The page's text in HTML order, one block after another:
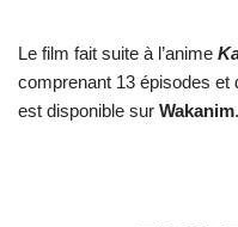
Le film fait suite à l’anime
comprenant 13 épisodes et
est disponible sur Wakanim.